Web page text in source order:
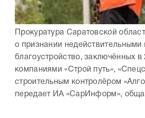
Прокуратура Саратовской
о признании недействительными
благоустройство, заключённых в
компаниями «Строй путь»,
строительным контролёром
передает ИА «СарИнформ»,